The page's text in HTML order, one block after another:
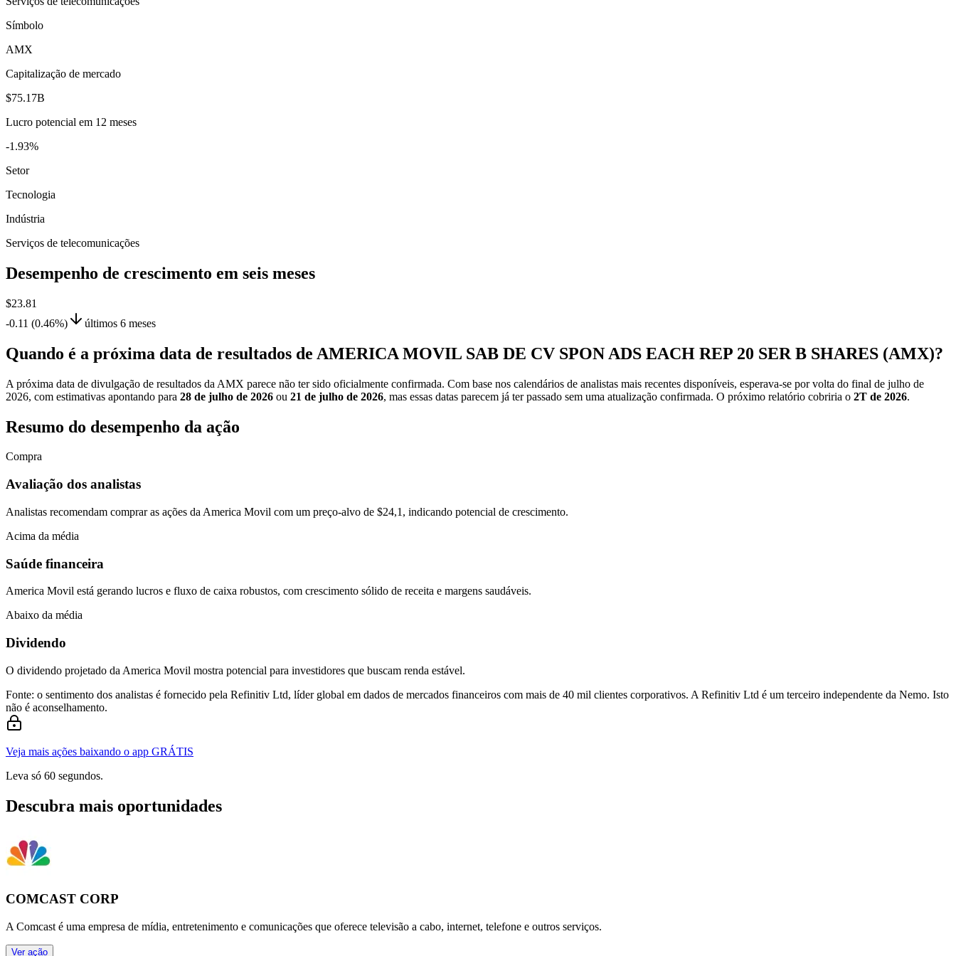
Símbolo
AMX
Capitalização de mercado
$75.17B
Lucro potencial em 12 meses
-1.93%
Setor
Tecnologia
Indústria
Serviços de telecomunicações
Desempenho de crescimento em seis meses
$23.81
-0.11 (0.46%)
últimos 6 meses
Quando é a próxima data de resultados de AMERICA MOVIL SAB DE CV SPON ADS EACH REP 20 SER B SHARES (AMX)?
A próxima data de divulgação de resultados da AMX parece não ter sido oficialmente confirmada. Com base nos calendários de analistas mais recentes disponíveis, esperava-se por volta do final de julho de
2026, com estimativas apontando para 28 de julho de 2026 ou 21 de julho de 2026, mas essas datas parecem já ter passado sem uma atualização confirmada. O próximo relatório cobriria o 2T de 2026.
Resumo do desempenho da ação
Compra
Avaliação dos analistas
Analistas recomendam comprar as ações da America Movil com um preço-alvo de $24,1, indicando potencial de crescimento.
Acima da média
Saúde financeira
America Movil está gerando lucros e fluxo de caixa robustos, com crescimento sólido de receita e margens saudáveis.
Abaixo da média
Dividendo
O dividendo projetado da America Movil mostra potencial para investidores que buscam renda estável.
Fonte: o sentimento dos analistas é fornecido pela Refinitiv Ltd, líder global em dados de mercados financeiros com mais de 40 mil clientes corporativos. A Refinitiv Ltd é um terceiro independente da Nemo. Isto
não é aconselhamento.
Veja mais ações baixando o app GRÁTIS
Leva só 60 segundos.
Descubra mais oportunidades
COMCAST CORP
A Comcast é uma empresa de mídia, entretenimento e comunicações que oferece televisão a cabo, internet, telefone e outros serviços.
Ver ação